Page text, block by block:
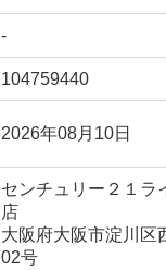
-
104759440
2026年08月10日
センチュリー２１
店
大阪府大阪市淀川区
02号